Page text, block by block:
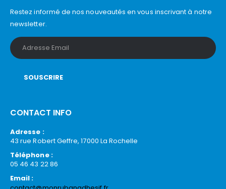
Restez informé de nos nouveautés en vous inscrivant à notre
newsletter.
CONTACT INFO
Adresse :
43 rue Robert Geffre, 17000 La Rochelle
Téléphone :
05 46 43 22 86
Email :